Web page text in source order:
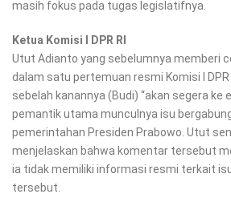
masih fokus pada tugas legislatifnya.
Ketua Komisi I DPR RI
Utut Adianto yang sebelumnya memberi
dalam satu pertemuan resmi Komisi I
sebelah kanannya (Budi) “akan segera ke
pemantik utama munculnya isu
pemerintahan Presiden Prabowo. Utut
menjelaskan bahwa komentar tersebut
ia tidak memiliki informasi resmi terkait
tersebut.